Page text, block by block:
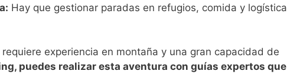
Hay que gestionar paradas en refugios, comida y logística
experiencia en montaña y una gran capacidad de
puedes realizar esta aventura con guías expertos que